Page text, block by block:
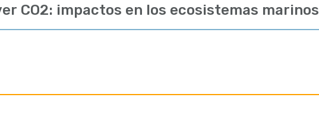
CO2: impactos en los ecosistemas marinos